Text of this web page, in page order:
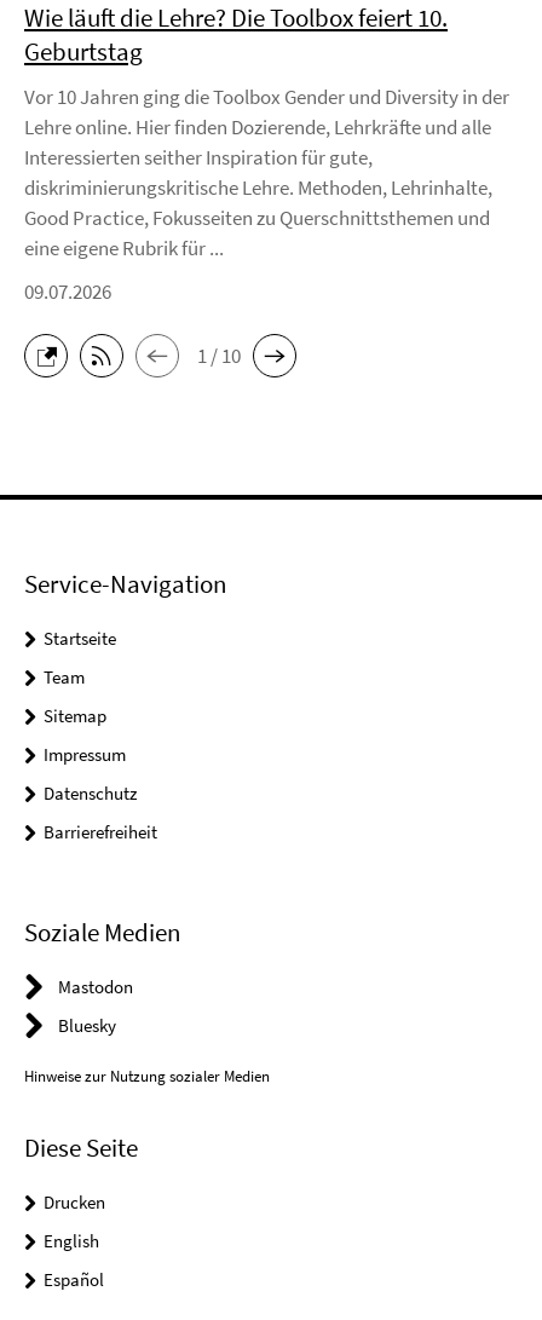
Wie läuft die Lehre? Die Toolbox feiert 10.
Geburtstag
Vor 10 Jahren ging die Toolbox Gender und Diversity in der
Lehre online. Hier finden Dozierende, Lehrkräfte und alle
Interessierten seither Inspiration für gute,
diskriminierungskritische Lehre. Methoden, Lehrinhalte,
Good Practice, Fokusseiten zu Querschnittsthemen und
eine eigene Rubrik für ...
09.07.2026
1 / 10
Service-Navigation
Startseite
Team
Sitemap
Impressum
Datenschutz
Barrierefreiheit
Soziale Medien
Mastodon
Bluesky
Hinweise zur Nutzung sozialer Medien
Diese Seite
Drucken
English
Español